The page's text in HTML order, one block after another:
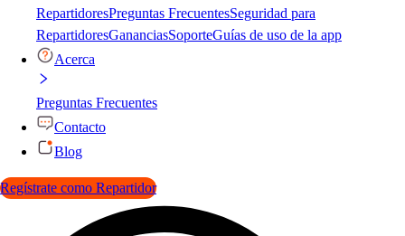
RepartidoresPreguntas FrecuentesSeguridad para
RepartidoresGananciasSoporteGuías de uso de la app
Acerca
Preguntas Frecuentes
Contacto
Blog
Regístrate como Repartidor